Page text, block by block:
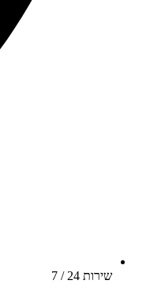
שירות 24 / 7